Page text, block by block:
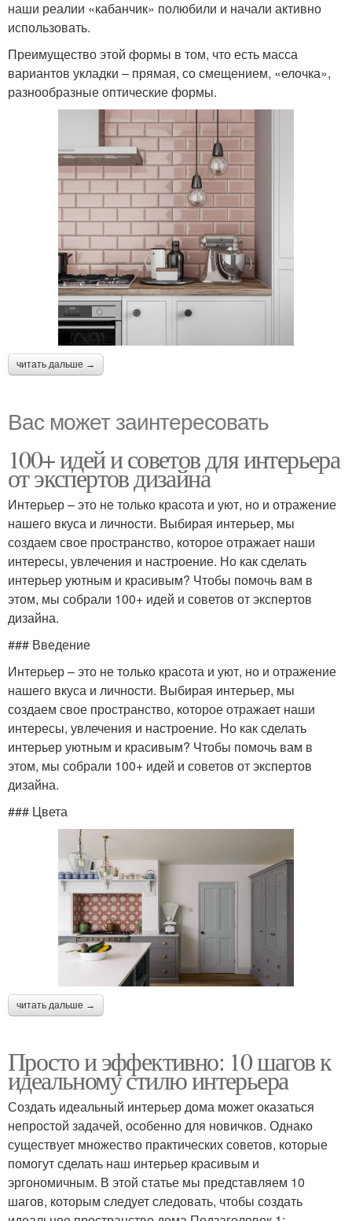
наши реалии «кабанчик» полюбили и начали активно
использовать.
Преимущество этой формы в том, что есть масса
вариантов укладки – прямая, со смещением, «елочка»,
разнообразные оптические формы.
читать дальше →
Вас может заинтересовать
100+ идей и советов для интерьера
от экспертов дизайна
Интерьер – это не только красота и уют, но и отражение
нашего вкуса и личности. Выбирая интерьер, мы
создаем свое пространство, которое отражает наши
интересы, увлечения и настроение. Но как сделать
интерьер уютным и красивым? Чтобы помочь вам в
этом, мы собрали 100+ идей и советов от экспертов
дизайна.
### Введение
Интерьер – это не только красота и уют, но и отражение
нашего вкуса и личности. Выбирая интерьер, мы
создаем свое пространство, которое отражает наши
интересы, увлечения и настроение. Но как сделать
интерьер уютным и красивым? Чтобы помочь вам в
этом, мы собрали 100+ идей и советов от экспертов
дизайна.
### Цвета
читать дальше →
Просто и эффективно: 10 шагов к
идеальному стилю интерьера
Создать идеальный интерьер дома может оказаться
непростой задачей, особенно для новичков. Однако
существует множество практических советов, которые
помогут сделать наш интерьер красивым и
эргономичным. В этой статье мы представляем 10
шагов, которым следует следовать, чтобы создать